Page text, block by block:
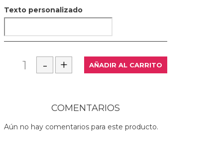
Texto personalizado
COMENTARIOS
Aún no hay comentarios para este producto.